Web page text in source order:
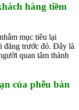
hàng tiềm
mục tiêu lại
đăng trước đó. Đây là
quan tâm thành
của phễu bán